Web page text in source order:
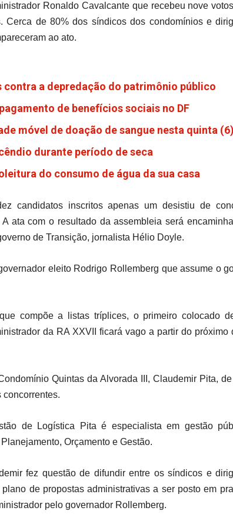
Ronaldo Cavalcante que recebeu nove
Cerca de 80% dos síndicos dos condomínios e
ao ato.
contra a depredação do patrimônio público
de benefícios sociais no DF
móvel de doação de sangue nesta quinta (6)
durante período de seca
do consumo de água da sua casa
candidatos inscritos apenas um desistiu de
A ata com o resultado da assembleia será
de Transição, jornalista Hélio Doyle.
eleito Rodrigo Rollemberg que assume o
compõe a listas tríplices, o primeiro colocado
da RA XXVII ficará vago a partir do próximo
Quintas da Alvorada III, Claudemir Pita,
concorrentes.
de Logística Pita é especialista em gestão
Orçamento e Gestão.
fez questão de difundir entre os síndicos e
de propostas administrativas a ser posto em
pelo governador Rollemberg.